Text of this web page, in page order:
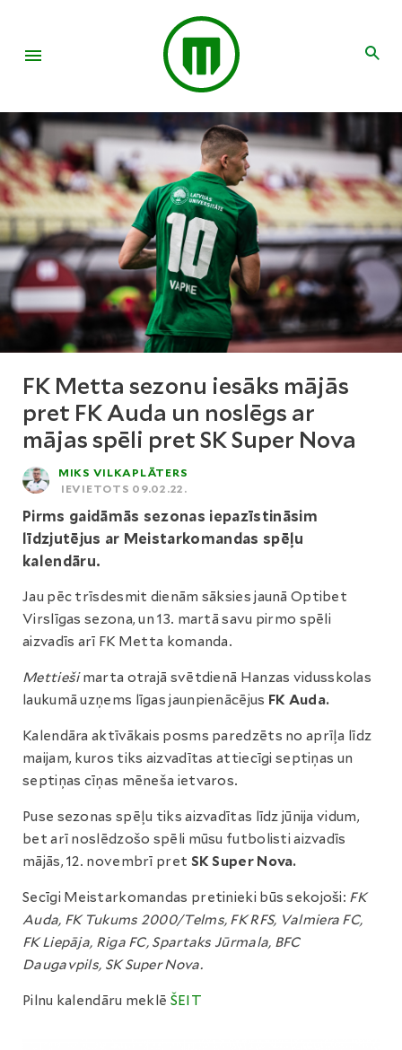
FK Metta sezonu iesāks mājās
pret FK Auda un noslēgs ar
mājas spēli pret SK Super Nova
MIKS VILKAPLĀTERS
IEVIETOTS 09.02.22.
Pirms gaidāmās sezonas iepazīstināsim
līdzjutējus ar Meistarkomandas spēļu
kalendāru.
Jau pēc trīsdesmit dienām sāksies jaunā Optibet
Virslīgas sezona, un 13. martā savu pirmo spēli
aizvadīs arī FK Metta komanda.
Mettiešimarta otrajā svētdienā Hanzas vidusskolas
laukumā uzņems līgas jaunpienācējus FK Auda.
Kalendāra aktīvākais posms paredzēts no aprīļa līdz
maijam, kuros tiks aizvadītas attiecīgi septiņas un
septiņas cīņas mēneša ietvaros.
Puse sezonas spēļu tiks aizvadītas līdz jūnija vidum,
bet arī noslēdzošo spēli mūsu futbolisti aizvadīs
mājās, 12. novembrī pret SK Super Nova.
Secīgi Meistarkomandas pretinieki būs sekojoši: FK
Auda, FK Tukums 2000/Telms, FK RFS, Valmiera FC,
FK Liepāja, Riga FC, Spartaks Jūrmala, BFC
Daugavpils, SK Super Nova.
Pilnu kalendāru meklē ŠEIT